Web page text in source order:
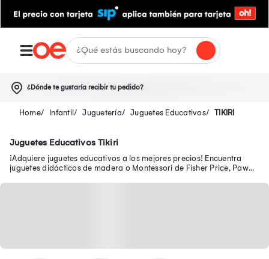
¿Dónde te gustaría recibir tu pedido?
Infantil Juguetería Juguetes Educativos TIKIRI
Juguetes Educativos Tikiri
¡Adquiere juguetes educativos a los mejores precios! Encuentra
juguetes didácticos de madera o Montessori de Fisher Price, Paw